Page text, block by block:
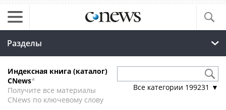
Разделы
Индексная книга (каталог)
CNews*
Получите все материалы
CNews по ключевому слову
Все категории 199231 ▼